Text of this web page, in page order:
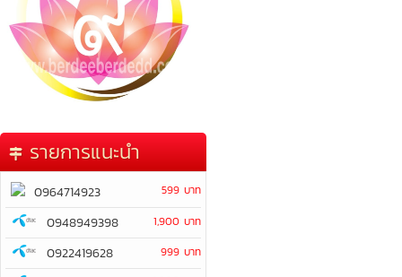
รายการแนะนำ
0964714923 599 บาท
0948949398 1,900 บาท
0922419628 999 บาท